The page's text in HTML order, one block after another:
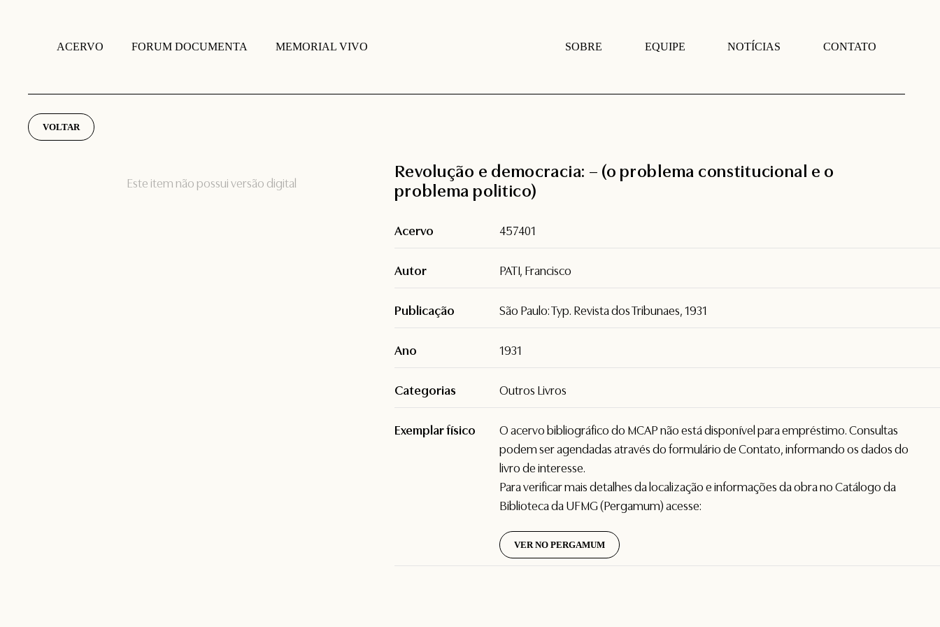
ACERVO FORUM DOCUMENTA MEMORIAL VIVO SOBRE EQUIPE NOTÍCIAS CONTATO
VOLTAR
Este item não possui versão digital
Revolução e democracia: – (o problema constitucional e o
problema politico)
Acervo 457401
Autor PATI, Francisco
Publicação São Paulo: Typ. Revista dos Tribunaes, 1931
Ano 1931
Categorias Outros Livros
Exemplar físico
O acervo bibliográfico do MCAP não está disponível para empréstimo. Consultas
podem ser agendadas através do formulário deContato, informando os dados do
livro de interesse.
Para verificar mais detalhes da localização e informações da obra no Catálogo da
Biblioteca da UFMG (Pergamum) acesse:
VER NO PERGAMUM